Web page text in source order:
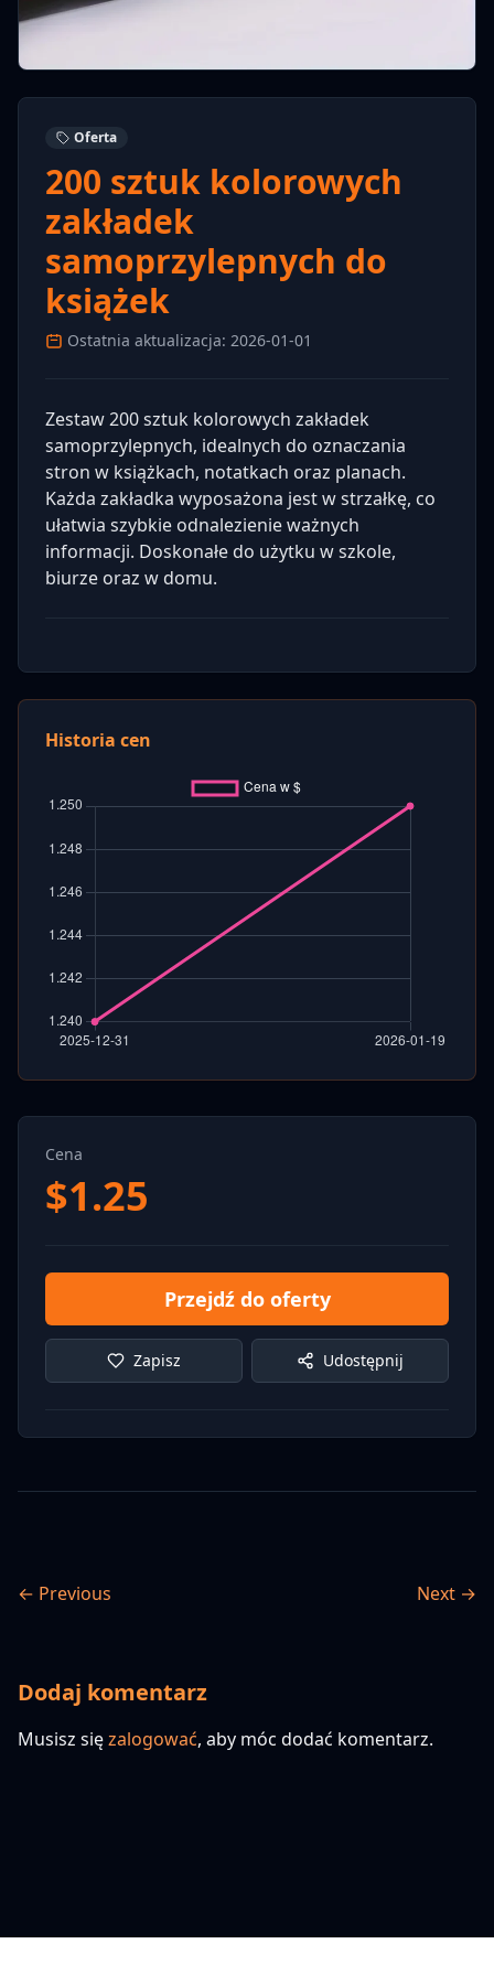
Oferta
200 sztuk kolorowych
zakładek
samoprzylepnych do
książek
Ostatnia aktualizacja: 2026-01-01
Zestaw 200 sztuk kolorowych zakładek
samoprzylepnych, idealnych do oznaczania
stron w książkach, notatkach oraz planach.
Każda zakładka wyposażona jest w strzałkę, co
ułatwia szybkie odnalezienie ważnych
informacji. Doskonałe do użytku w szkole,
biurze oraz w domu.
Historia cen
Cena
$1.25
Przejdź do oferty
Zapisz Udostępnij
← Previous Next →
Dodaj komentarz
Musisz sięzalogować, aby móc dodać komentarz.